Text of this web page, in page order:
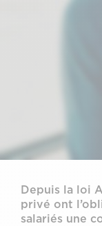
Depuis la loi
privé ont
salariés une